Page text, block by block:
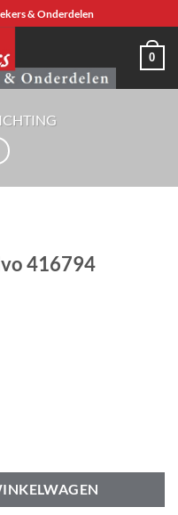
& Onderdelen
0
416794